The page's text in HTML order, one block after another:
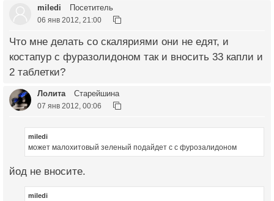
miledi Посетитель
06 янв 2012, 21:00
Что мне делать со скаляриями они не едят, и
костапур с фуразолидоном так и вносить 33 капли и
2 таблетки?
Лолита Старейшина
07 янв 2012, 00:06
miledi
может малохитовый зеленый подайдет с с фурозалидоном
йод не вносите.
miledi